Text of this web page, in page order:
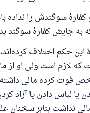
سوگندش را نداده
به جایش کفارهٔ سوگند
این حکم اختلاف
که لازم است ولی او از
فوت کرده مالی
یا لباس دادن یا آزاد
نداشت بنابر سخنان